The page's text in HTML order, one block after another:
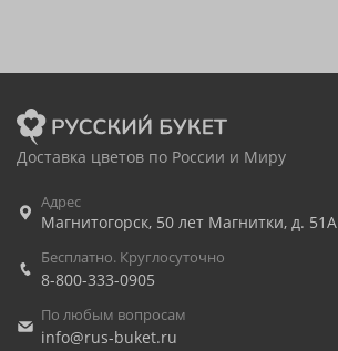
Доставка цветов по России и Миру
Адрес
Магнитогорск, 50 лет Магнитки, д. 51А
Бесплатно. Круглосуточно
8-800-333-0905
По любым вопросам
info@rus-buket.ru